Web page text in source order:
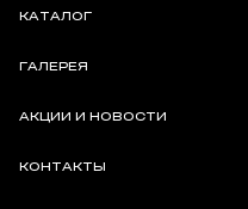
КАТАЛОГ
ГАЛЕРЕЯ
АКЦИИ И НОВОСТИ
КОНТАКТЫ